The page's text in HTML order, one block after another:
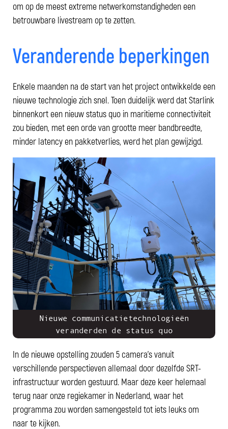
om op de meest extreme netwerkomstandigheden een
betrouwbare livestream op te zetten.
Veranderende beperkingen
Enkele maanden na de start van het project ontwikkelde een
nieuwe technologie zich snel. Toen duidelijk werd dat Starlink
binnenkort een nieuw status quo in maritieme connectiviteit
zou bieden, met een orde van grootte meer bandbreedte,
minder latency en pakketverlies, werd het plan gewijzigd.
Nieuwe communicatietechnologieën
veranderden de status quo
In de nieuwe opstelling zouden 5 camera's vanuit
verschillende perspectieven allemaal door dezelfde SRT-
infrastructuur worden gestuurd. Maar deze keer helemaal
terug naar onze regiekamer in Nederland, waar het
programma zou worden samengesteld tot iets leuks om
naar te kijken.